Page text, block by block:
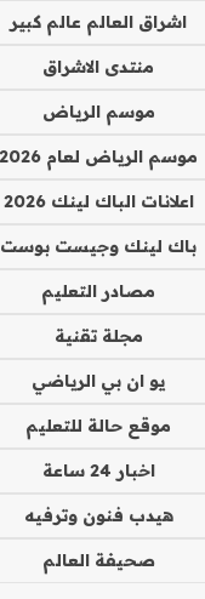
اشراق العالم عالم كبير
منتدى الاشراق
موسم الرياض
موسم الرياض لعام 2026
اعلانات الباك لينك 2026
باك لينك وجيست بوست
مصادر التعليم
مجلة تقنية
يو ان بي الرياضي
موقع حالة للتعليم
اخبار 24 ساعة
هيدب فنون وترفيه
صحيفة العالم